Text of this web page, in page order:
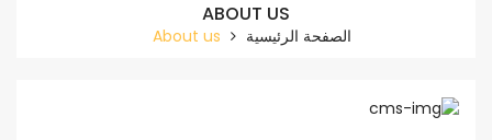
ABOUT US
الصفحة الرئيسية About us